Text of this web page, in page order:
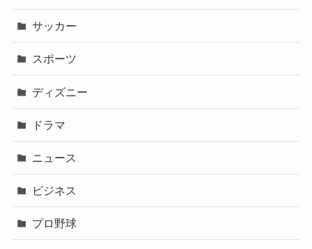
サッカー
スポーツ
ディズニー
ドラマ
ニュース
ビジネス
プロ野球